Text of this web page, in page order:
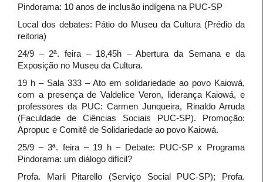
Pindorama: 10 anos de inclusão indígena na PUC-SP
Local dos debates: Pátio do Museu da Cultura (Prédio da
reitoria)
24/9 – 2ª. feira – 18,45h – Abertura da Semana e da
Exposição no Museu da Cultura.
19 h – Sala 333 – Ato em solidariedade ao povo Kaiowá,
com a presença de Valdelice Veron, liderança Kaiowá, e
professores da PUC: Carmen Junqueira, Rinaldo Arruda
(Faculdade de Ciências Sociais PUC-SP). Promoção:
Apropuc e Comitê de Solidariedade ao povo Kaiowá.
25/9 – 3ª. feira – 19 h – Debate: PUC-SP x Programa
Pindorama: um diálogo difícil?
Profa. Marli Pitarello (Serviço Social PUC-SP); Profa.